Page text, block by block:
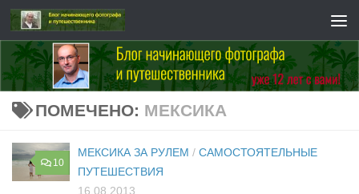
Перейти к содержимому
ПОМЕЧЕНО: МЕКСИКА
10
МЕКСИКА ЗА РУЛЕМ / САМОСТОЯТЕЛЬНЫЕ
ПУТЕШЕСТВИЯ
16.08.2013